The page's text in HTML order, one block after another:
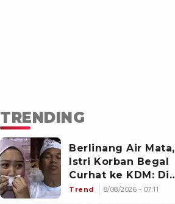
TRENDING
Berlinang Air Mata,
Istri Korban Begal
Curhat ke KDM: Dia
Abis Shalat Tahajud
Trend 8/08/2026 - 07:11